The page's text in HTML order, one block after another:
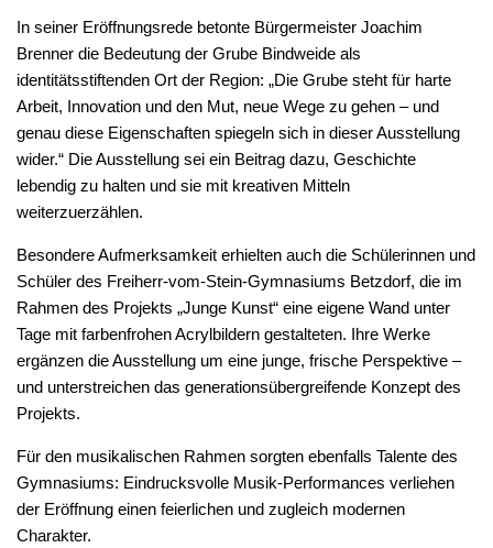
In seiner Eröffnungsrede betonte Bürgermeister Joachim
Brenner die Bedeutung der Grube Bindweide als
identitätsstiftenden Ort der Region: „Die Grube steht für harte
Arbeit, Innovation und den Mut, neue Wege zu gehen – und
genau diese Eigenschaften spiegeln sich in dieser Ausstellung
wider.“ Die Ausstellung sei ein Beitrag dazu, Geschichte
lebendig zu halten und sie mit kreativen Mitteln
weiterzuerzählen.
Besondere Aufmerksamkeit erhielten auch die Schülerinnen und
Schüler des Freiherr-vom-Stein-Gymnasiums Betzdorf, die im
Rahmen des Projekts „Junge Kunst“ eine eigene Wand unter
Tage mit farbenfrohen Acrylbildern gestalteten. Ihre Werke
ergänzen die Ausstellung um eine junge, frische Perspektive –
und unterstreichen das generationsübergreifende Konzept des
Projekts.
Für den musikalischen Rahmen sorgten ebenfalls Talente des
Gymnasiums: Eindrucksvolle Musik-Performances verliehen
der Eröffnung einen feierlichen und zugleich modernen
Charakter.